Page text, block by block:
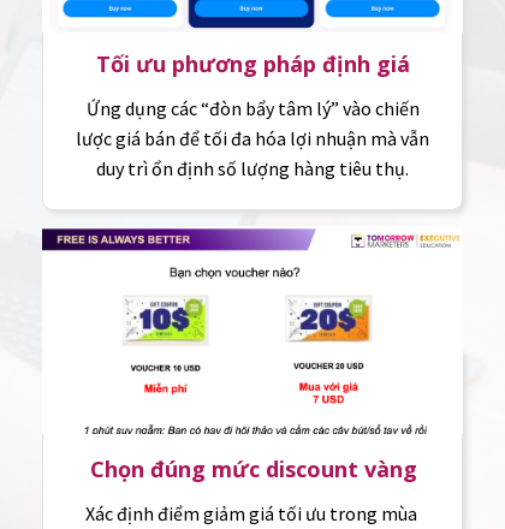
Ứng dụng các “đòn bẩy tâm lý” vào chiến
lược giá bán để tối đa hóa lợi nhuận mà vẫn
duy trì ổn định số lượng hàng tiêu thụ.
Tối ưu phương pháp định giá
Xác định điểm giảm giá tối ưu trong mùa
Chọn đúng mức discount vàng